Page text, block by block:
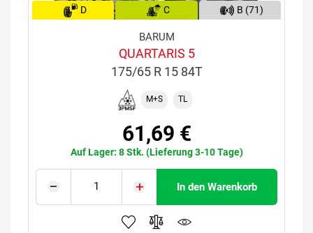
D C B (71)
BARUM
QUARTARIS 5
175/65 R 15 84T
M+S TL
61,69 €
Auf Lager: 8 Stk. (Lieferung 3-10 Tage)
In den Warenkorb